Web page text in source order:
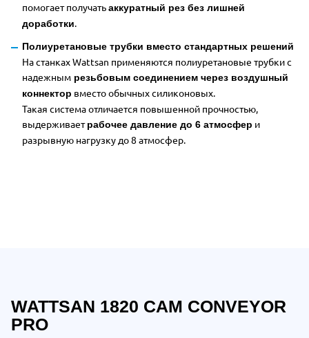
помогает получатьаккуратный рез без лишней
доработки.
Полиуретановые трубки вместо стандартных решений
На станках Wattsan применяются полиуретановые трубки с
надежным резьбовым соединением через воздушный
коннектор вместо обычных силиконовых.
Такая система отличается повышенной прочностью,
выдерживаетрабочее давление до 6 атмосфер и
разрывную нагрузку до 8 атмосфер.
WATTSAN 1820 CAM CONVEYOR
PRO